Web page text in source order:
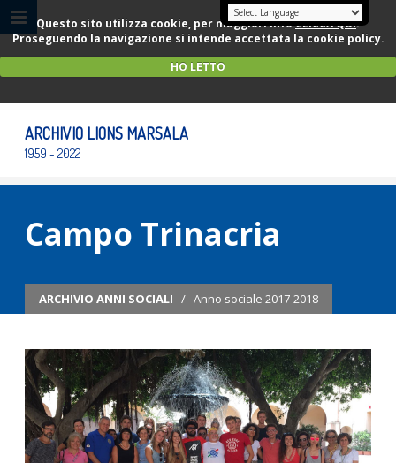
Questo sito utilizza cookie, per maggiori infoCLICCA QUI.
Proseguendo la navigazione si intende accettata la cookie policy.
HO LETTO
ARCHIVIO LIONS MARSALA
1959 - 2022
Campo Trinacria
ARCHIVIO ANNI SOCIALI / Anno sociale 2017-2018